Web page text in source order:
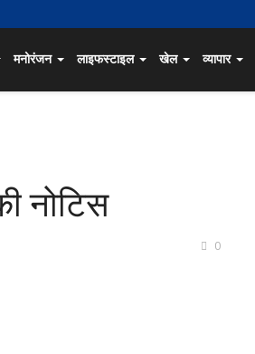
मनोरंजन लाइफस्टाइल खेल व्यापार
नोटिस
0